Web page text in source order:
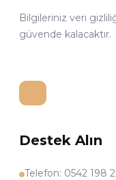
Bilgileriniz veri
güvende kalacaktır.
Destek Alın
Telefon: 0542 198